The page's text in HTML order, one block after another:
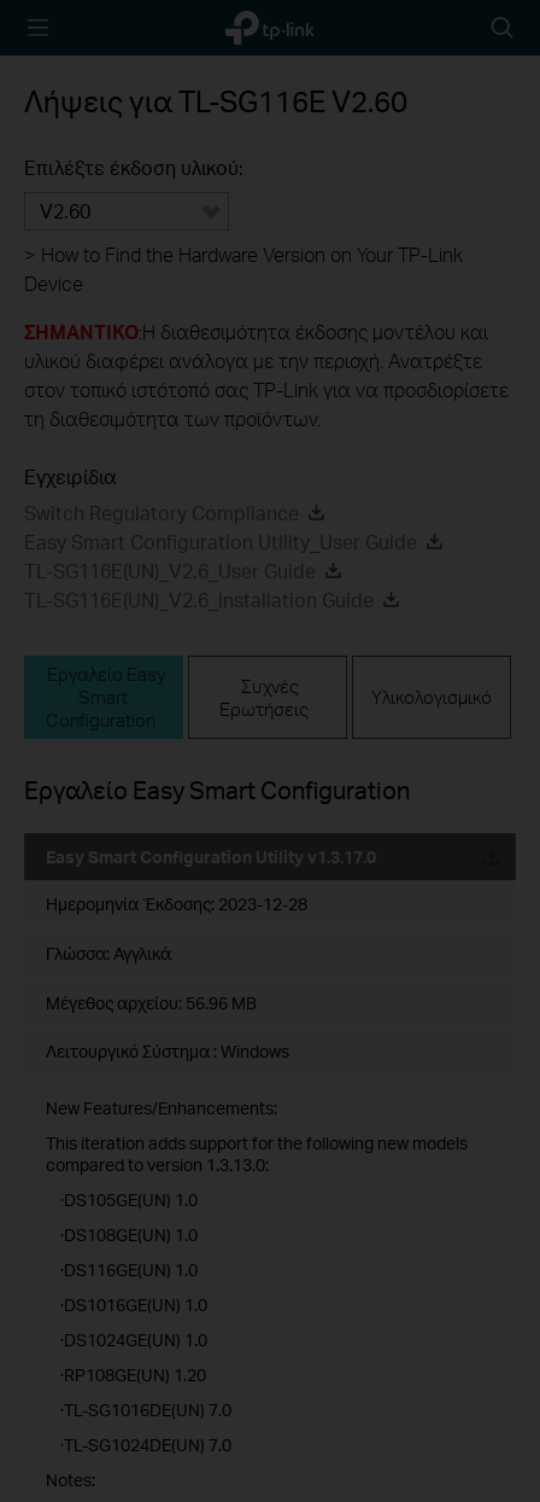
TP-Link,
Reliably
icon
Λήψεις γιαTL-SG116E V2.60
Επιλέξτε έκδοση υλικού:
V2.60
> How to Find the Hardware Version on Your TP-Link
Device
ΣΗΜΑΝΤΙΚΟ:Η διαθεσιμότητα έκδοσης μοντέλου και
υλικού διαφέρει ανάλογα με την περιοχή. Ανατρέξτε
στον τοπικό ιστότοπό σας TP-Link για να προσδιορίσετε
τη διαθεσιμότητα των προϊόντων.
Εγχειρίδια
Switch Regulatory Compliance
Easy Smart Configuration Utility_User Guide
TL-SG116E(UN)_V2.6_User Guide
TL-SG116E(UN)_V2.6_Installation Guide
Εργαλείο Easy
Smart
Configuration
Συχνές
Ερωτήσεις
Υλικολογισμικό
Εργαλείο Easy Smart Configuration
Easy Smart Configuration Utility v1.3.17.0
Ημερομηνία Έκδοσης: 2023-12-28
Γλώσσα: Αγγλικά
Μέγεθος αρχείου: 56.96 MB
Λειτουργικό Σύστημα : Windows
New Features/Enhancements:
This iteration adds support for the following new models
compared to version 1.3.13.0:
·DS105GE(UN) 1.0
·DS108GE(UN) 1.0
·DS116GE(UN) 1.0
·DS1016GE(UN) 1.0
·DS1024GE(UN) 1.0
·RP108GE(UN) 1.20
·TL-SG1016DE(UN) 7.0
·TL-SG1024DE(UN) 7.0
Notes: